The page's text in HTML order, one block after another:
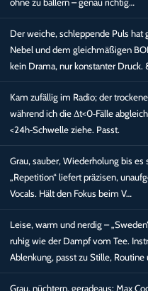
Der weiche, schleppende Puls hat
Nebel und dem gleichmäßigen
kein Drama, nur konstanter Druck.
Kam zufällig im Radio; der
während ich die Δt<0‑Fälle
<24h‑Schwelle ziehe. Passt.
Grau, sauber, Wiederholung bis es
„Repetition“ liefert präzisen,
Vocals. Hält den Fokus beim V…
Leise, warm und nerdig –
ruhig wie der Dampf vom Tee.
Ablenkung, passt zu Stille, Routine
Grau, nüchtern, geradeaus: Max